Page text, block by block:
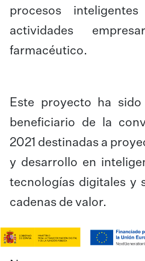
procesos
actividades
farmacéutico.
Este proyecto ha
beneficiario de la
2021 destinadas a
y desarrollo en
tecnologías digitales y
cadenas de valor.